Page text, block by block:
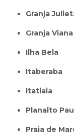
Granja
Granja Viana
Ilha Bela
Itaberaba
itatiaia
Planalto
Praia de